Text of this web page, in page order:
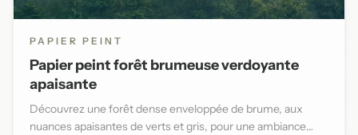
PAPIER PEINT
Papier peint forêt brumeuse verdoyante
apaisante
Découvrez une forêt dense enveloppée de brume, aux
nuances apaisantes de verts et gris, pour une ambiance